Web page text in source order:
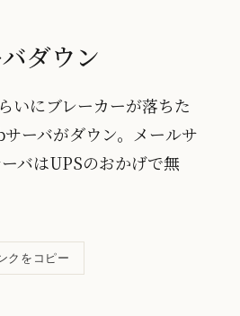
ダウン
いにブレーカーが落ちた
ーバがダウン。メールサ
バはUPSのおかげで無
クをコピー